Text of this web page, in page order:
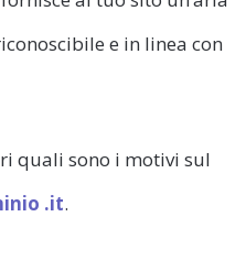
e in linea con
quali sono i motivi sul
.it.